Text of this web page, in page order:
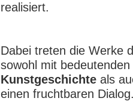
realisiert.
Dabei treten die Werke
sowohl mit
Kunstgeschichte als
einen fruchtbaren